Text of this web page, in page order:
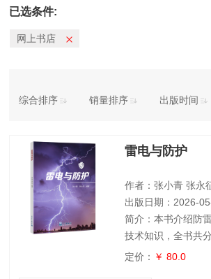
2010年
已选条件:
网上书店
综合排序 销量排序 出版时间
雷电与防护
作者：张小青 张永
出版日期：2026-
简介：本书介绍防
技术知识，全书共
电放电机制、雷电
定价： ￥ 80.0